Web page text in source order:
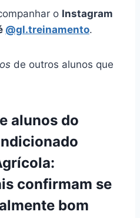
o Instagram
@gl.treinamento.
de outros alunos que
alunos do
confirmam se
bom